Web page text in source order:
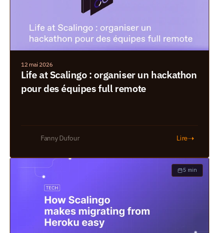
12 mai 2026
Life at Scalingo : organiser un hackathon
pour des équipes full remote
Fanny Dufour Lire➝
5 min